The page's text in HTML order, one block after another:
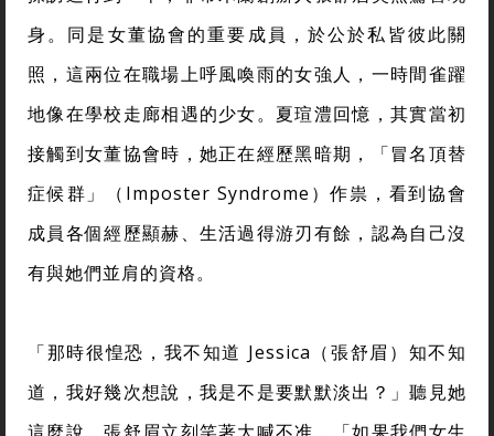
身。同是女董協會的重要成員，於公於私皆彼此關
照，這兩位在職場上呼風喚雨的女強人，一時間雀躍
地像在學校走廊相遇的少女。夏瑄澧回憶，其實當初
接觸到女董協會時，她正在經歷黑暗期，「冒名頂替
症候群」（Imposter Syndrome）作祟，看到協會
成員各個經歷顯赫、生活過得游刃有餘，認為自己沒
有與她們並肩的資格。
「那時很惶恐，我不知道 Jessica（張舒眉）知不知
道，我好幾次想說，我是不是要默默淡出？」聽見她